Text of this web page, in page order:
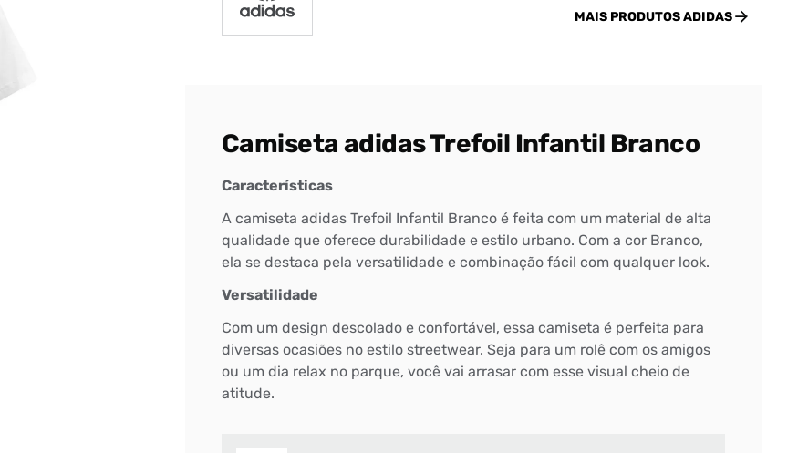
Bem-Vindo à artwalk
e veja a seleção de produtos disponíveis para sua região
BUSCAR
MAIS PRODUTOSADIDAS
Camiseta adidas Trefoil Infantil Branco
Características
A camiseta adidas Trefoil Infantil Branco é feita com um material de alta
qualidade que oferece durabilidade e estilo urbano. Com a cor Branco,
ela se destaca pela versatilidade e combinação fácil com qualquer look.
Versatilidade
Com um design descolado e confortável, essa camiseta é perfeita para
diversas ocasiões no estilo streetwear. Seja para um rolê com os amigos
ou um dia relax no parque, você vai arrasar com esse visual cheio de
atitude.